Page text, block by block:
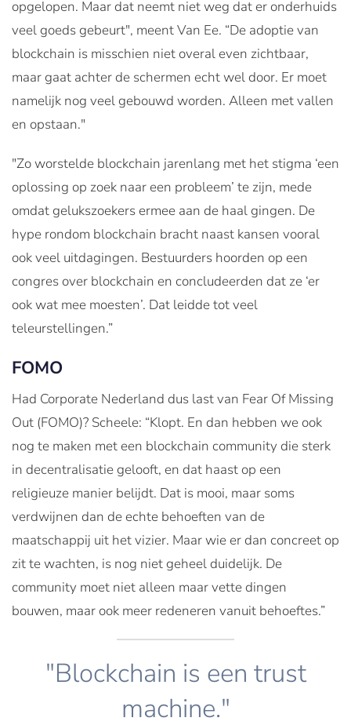
opgelopen. Maar dat neemt niet weg dat er onderhuids
veel goeds gebeurt", meent Van Ee. “De adoptie van
blockchain is misschien niet overal even zichtbaar,
maar gaat achter de schermen echt wel door. Er moet
namelijk nog veel gebouwd worden. Alleen met vallen
en opstaan."
"Zo worstelde blockchain jarenlang met het stigma ‘een
oplossing op zoek naar een probleem’ te zijn, mede
omdat gelukszoekers ermee aan de haal gingen. De
hype rondom blockchain bracht naast kansen vooral
ook veel uitdagingen. Bestuurders hoorden op een
congres over blockchain en concludeerden dat ze ‘er
ook wat mee moesten’. Dat leidde tot veel
teleurstellingen.”
FOMO
Had Corporate Nederland dus last van Fear Of Missing
Out (FOMO)? Scheele: “Klopt. En dan hebben we ook
nog te maken met een blockchain community die sterk
in decentralisatie gelooft, en dat haast op een
religieuze manier belijdt. Dat is mooi, maar soms
verdwijnen dan de echte behoeften van de
maatschappij uit het vizier. Maar wie er dan concreet op
zit te wachten, is nog niet geheel duidelijk. De
community moet niet alleen maar vette dingen
bouwen, maar ook meer redeneren vanuit behoeftes.”
"Blockchain is een trust
machine."